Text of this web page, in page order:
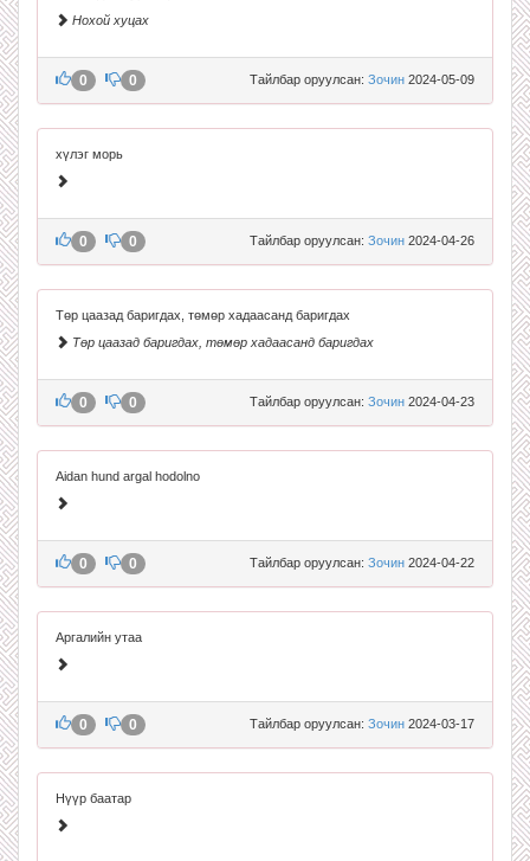
Нохой хуцах
Тайлбар оруулсан: Зочин 2024-05-09
0 0
хүлэг морь
Тайлбар оруулсан: Зочин 2024-04-26
0 0
Төр цаазад баригдах, төмөр хадаасанд баригдах
Төр цаазад баригдах, төмөр хадаасанд баригдах
Тайлбар оруулсан: Зочин 2024-04-23
0 0
Aidan hund argal hodolno
Тайлбар оруулсан: Зочин 2024-04-22
0 0
Аргалийн утаа
Тайлбар оруулсан: Зочин 2024-03-17
0 0
Нүүр баатар